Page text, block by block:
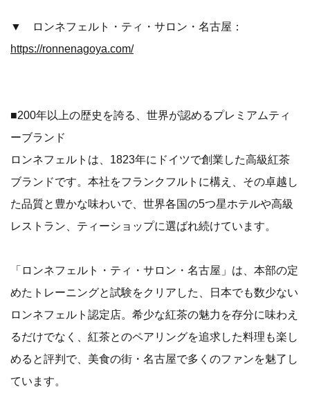
▼ ロンネフェルト・ティ・サロン・名古屋：
https://ronnenagoya.com/
■200年以上の歴史を誇る、世界が認めるプレミアムティ
ーブランド
ロンネフェルトは、1823年にドイツで創業した高級紅茶
ブランドです。本社をフランクフルトに構え、その卓越し
た品質と豊かな味わいで、世界各国の5つ星ホテルや高級
レストラン、ティーショップに選ばれ続けています。
「ロンネフェルト・ティ・サロン・名古屋」は、本部の定
めたトレーニングと試験をクリアした、日本でも数少ない
ロンネフェルト認定店。希少な紅茶の魅力を存分に味わえ
るだけでなく、紅茶とのペアリングを追求した料理も楽し
めると評判で、美食の街・名古屋で多くのファンを魅了し
ています。